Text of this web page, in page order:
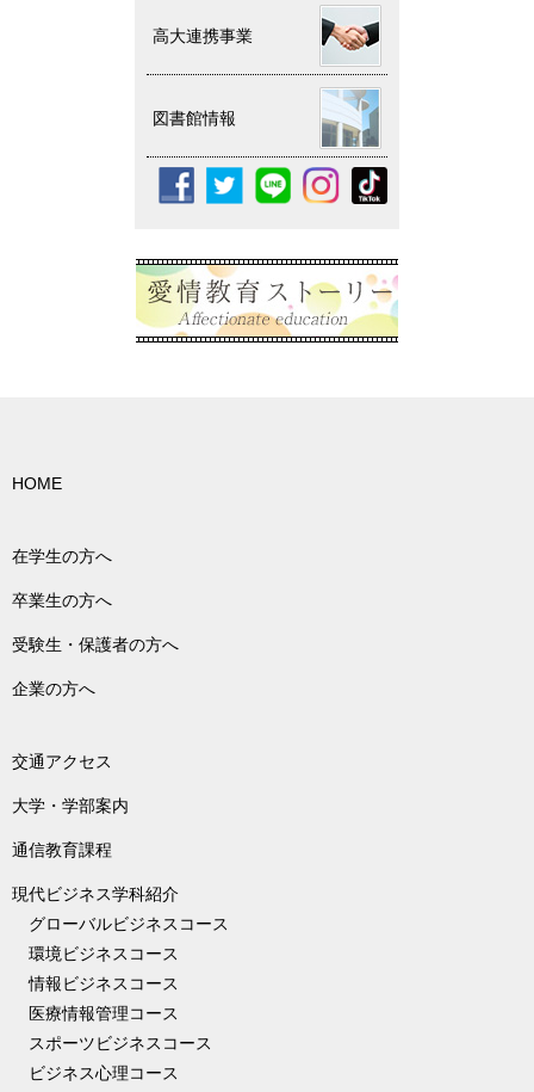
高大連携事業
図書館情報
HOME
在学生の方へ
卒業生の方へ
受験生・保護者の方へ
企業の方へ
交通アクセス
大学・学部案内
通信教育課程
現代ビジネス学科紹介
グローバルビジネスコース
環境ビジネスコース
情報ビジネスコース
医療情報管理コース
スポーツビジネスコース
ビジネス心理コース